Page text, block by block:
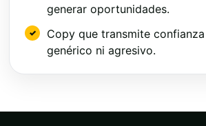
generar oportunidades.
Copy que transmite
genérico ni agresivo.